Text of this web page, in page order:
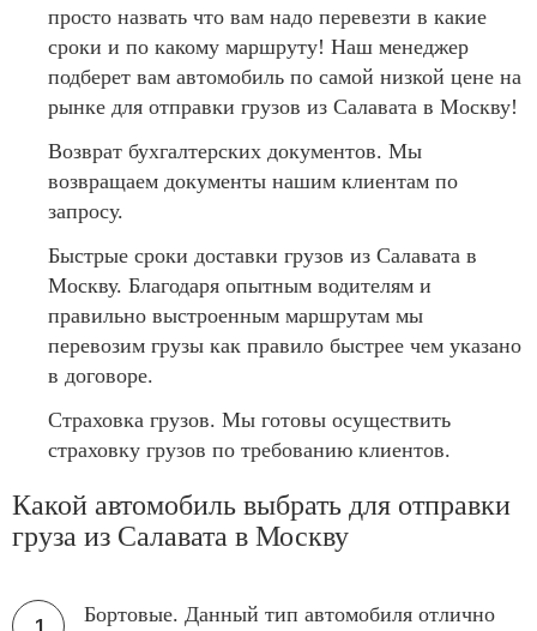
просто назвать что вам надо перевезти в какие
сроки и по какому маршруту! Наш менеджер
подберет вам автомобиль по самой низкой цене на
рынке для отправки грузов из Салавата в Москву!
Возврат бухгалтерских документов. Мы
возвращаем документы нашим клиентам по
запросу.
Быстрые сроки доставки грузов из Салавата в
Москву. Благодаря опытным водителям и
правильно выстроенным маршрутам мы
перевозим грузы как правило быстрее чем указано
в договоре.
Страховка грузов. Мы готовы осуществить
страховку грузов по требованию клиентов.
Какой автомобиль выбрать для отправки
груза из Салавата в Москву
Бортовые. Данный тип автомобиля отлично